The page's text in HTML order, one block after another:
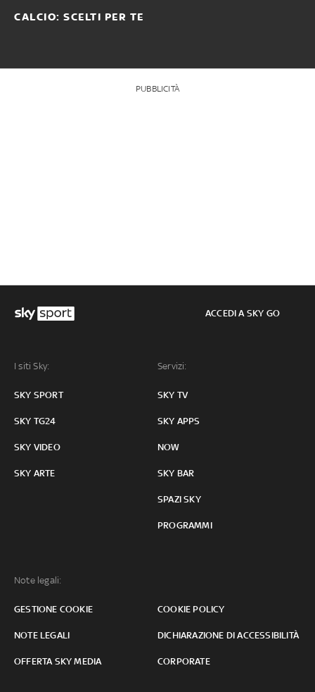
CALCIO: SCELTI PER TE
PUBBLICITÀ
I siti Sky:
SKY SPORT
SKY TG24
SKY VIDEO
SKY ARTE
Servizi:
SKY TV
SKY APPS
NOW
SKY BAR
SPAZI SKY
PROGRAMMI
Note legali:
GESTIONE COOKIE COOKIE POLICY
NOTE LEGALI DICHIARAZIONE DI ACCESSIBILITÀ
OFFERTA SKY MEDIA CORPORATE
ACCEDI A SKY GO